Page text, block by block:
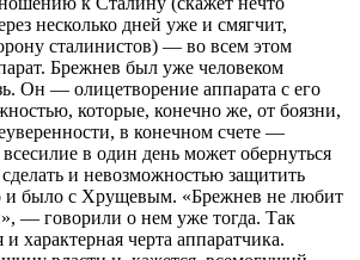
несколько дней уже и смягчит,
сталинистов) — во всем этом
Брежнев был уже человеком
Он — олицетворение аппарата с его
которые, конечно же, от боязни,
в конечном счете —
всесилие в один день может обернуться
и невозможностью защитить
и было с Хрущевым. «Брежнев не любит
— говорили о нем уже тогда. Так
и характерная черта аппаратчика.